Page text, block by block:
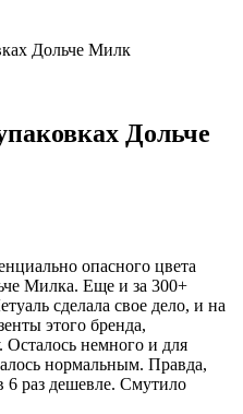
Дольче Милк
Дольче
опасного цвета
Милка. Еще и за 300+
сделала свое дело, и на
этого бренда,
Осталось немного и для
нормальным. Правда,
6 раз дешевле. Смутило